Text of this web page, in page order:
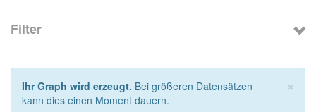
Filter
×
Ihr Graph wird erzeugt. Bei größeren Datensätzen
kann dies einen Moment dauern.